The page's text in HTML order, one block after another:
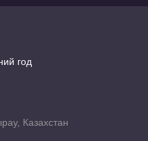
год
Казахстан